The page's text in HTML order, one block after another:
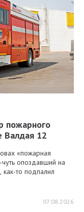
пожарного
Валдая 12
«пожарная
опоздавший на
то подпалил
07.08.2026